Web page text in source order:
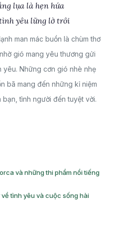
lụa là hẹn hứa
yêu lững lờ trôi
man mác buồn là chùm thơ
gió mang yêu thương gửi
yêu. Những cơn gió nhè nhẹ
bã mang đến những kỉ niệm
tình người đến tuyệt vời.
và những thi phẩm nổi tiếng
tình yêu và cuộc sống hài